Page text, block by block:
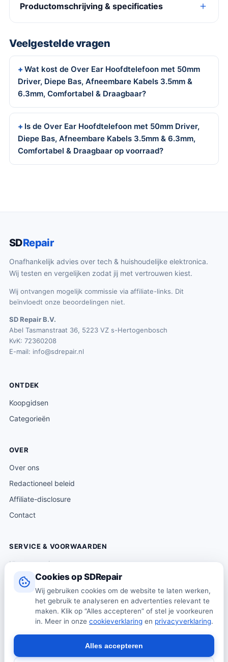
Cookies op SDRepair
Wij gebruiken cookies om de website te laten werken,
het gebruik te analyseren en advertenties relevant te
maken. Klik op “Alles accepteren” of stel je voorkeuren
in. Meer in onze cookieverklaring en privacyverklaring.
Alles accepteren
Productomschrijving & specificaties
Veelgestelde vragen
Wat kost de Over Ear Hoofdtelefoon met 50mm
Driver, Diepe Bas, Afneembare Kabels 3.5mm &
6.3mm, Comfortabel & Draagbaar?
Is de Over Ear Hoofdtelefoon met 50mm Driver,
Diepe Bas, Afneembare Kabels 3.5mm & 6.3mm,
Comfortabel & Draagbaar op voorraad?
SDRepair
Onafhankelijk advies over tech & huishoudelijke elektronica.
Wij testen en vergelijken zodat jij met vertrouwen kiest.
Wij ontvangen mogelijk commissie via affiliate-links. Dit
beïnvloedt onze beoordelingen niet.
SD Repair B.V.
Abel Tasmanstraat 36, 5223 VZ s-Hertogenbosch
KvK: 72360208
E-mail: info@sdrepair.nl
ONTDEK
Koopgidsen
Categorieën
OVER
Over ons
Redactioneel beleid
Affiliate-disclosure
Contact
SERVICE & VOORWAARDEN
Klantenservice
Verzending & levering
Retourneren
Algemene voorwaarden